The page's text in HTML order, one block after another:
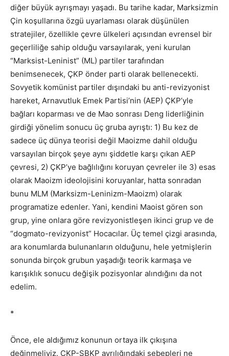
diğer büyük ayrışmayı yaşadı. Bu tarihe kadar, Marksizmin
Çin koşullarına özgü uyarlaması olarak düşünülen
stratejiler, özellikle çevre ülkeleri açısından evrensel bir
geçerliliğe sahip olduğu varsayılarak, yeni kurulan
“Marksist-Leninist” (ML) partiler tarafından
benimsenecek, ÇKP önder parti olarak bellenecekti.
Sovyetik komünist partiler dışındaki bu anti-revizyonist
hareket, Arnavutluk Emek Partisi’nin (AEP) ÇKP’yle
bağları koparması ve de Mao sonrası Deng liderliğinin
girdiği yönelim sonucu üç gruba ayrıştı: 1) Bu kez de
sadece üç dünya teorisi değil Maoizme dahil olduğu
varsayılan birçok şeye aynı şiddetle karşı çıkan AEP
çevresi, 2) ÇKP’ye bağlılığını koruyan çevreler ile 3) esas
olarak Maoizm ideolojisini koruyanlar, hatta sonradan
bunu MLM (Marksizm-Leninizm-Maoizm) olarak
programatize edenler. Yani, kendini Maoist gören son
grup, yine onlara göre revizyonistleşen ikinci grup ve de
“dogmato-revizyonist” Hocacılar. Üç temel çizgi arasında,
ara konumlarda bulunanların olduğunu, hele yetmişlerin
sonunda birçok grubun yaşadığı teorik karmaşa ve
karışıklık sonucu değişik pozisyonlar alındığını da not
edelim.
*
Önce, ele aldığımız konunun ortaya ilk çıkışına
değinmeliyiz. ÇKP-SBKP ayrılığındaki sebepleri ne